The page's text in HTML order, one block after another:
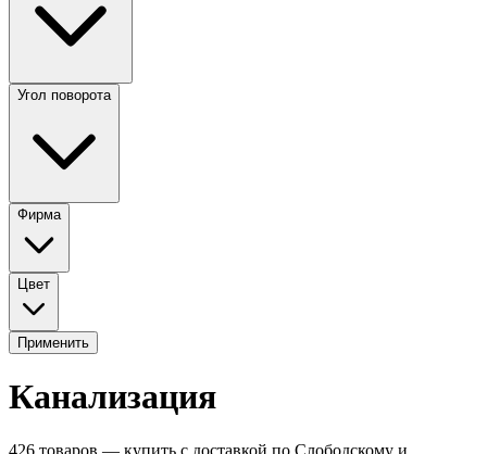
Угол поворота
Фирма
Цвет
Применить
Канализация
426 товаров — купить с доставкой по Слободскому и